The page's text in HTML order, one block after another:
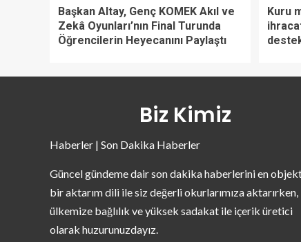
Başkan Altay, Genç KOMEK Akıl ve
Zekâ Oyunları’nın Final Turunda
Öğrencilerin Heyecanını Paylaştı
Kuru
Biz Kimiz
Haberler | Son Dakika Haberler
Güncel gündeme dair son dakika haberlerini en
bir aktarım dili ile siz değerli okurlarımıza aktarırken,
ülkemize bağlılık ve yüksek sadakat ile içerik üretici
olarak huzurunuzdayız.